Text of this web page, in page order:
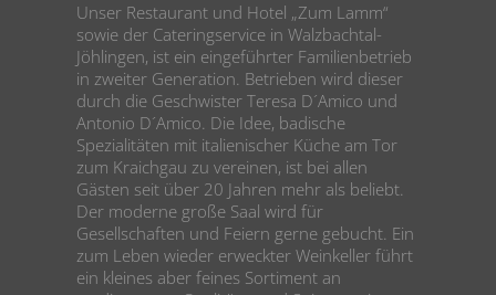
Unser Restaurant und Hotel „Zum Lamm“
sowie der Cateringservice in Walzbachtal-
Jöhlingen, ist ein eingeführter Familienbetrieb
in zweiter Generation. Betrieben wird dieser
durch die Geschwister Teresa D´Amico und
Antonio D´Amico. Die Idee, badische
Spezialitäten mit italienischer Küche am Tor
zum Kraichgau zu vereinen, ist bei allen
Gästen seit über 20 Jahren mehr als beliebt.
Der moderne große Saal wird für
Gesellschaften und Feiern gerne gebucht. Ein
zum Leben wieder erweckter Weinkeller führt
ein kleines aber feines Sortiment an